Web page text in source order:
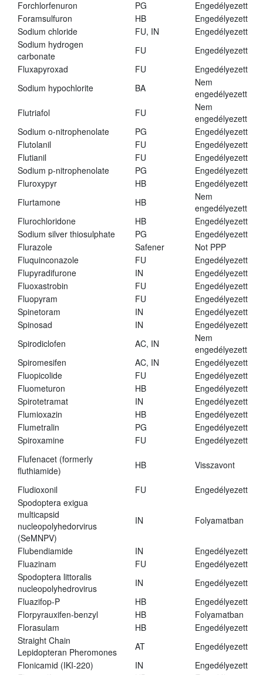
Forchlorfenuron
PG
Engedélyezett
Foramsulfuron
HB
Engedélyezett
Sodium chloride
FU, IN
Engedélyezett
Sodium hydrogen
carbonate
FU
Engedélyezett
Fluxapyroxad
FU
Engedélyezett
Sodium hypochlorite
BA
Nem
engedélyezett
Flutriafol
FU
Nem
engedélyezett
Sodium o-nitrophenolate
PG
Engedélyezett
Flutolanil
FU
Engedélyezett
Flutianil
FU
Engedélyezett
Sodium p-nitrophenolate
PG
Engedélyezett
Fluroxypyr
HB
Engedélyezett
Flurtamone
HB
Nem
engedélyezett
Flurochloridone
HB
Engedélyezett
Sodium silver thiosulphate
PG
Engedélyezett
Flurazole
Safener
Not PPP
Fluquinconazole
FU
Engedélyezett
Flupyradifurone
IN
Engedélyezett
Fluoxastrobin
FU
Engedélyezett
Fluopyram
FU
Engedélyezett
Spinetoram
IN
Engedélyezett
Spinosad
IN
Engedélyezett
Spirodiclofen
AC, IN
Nem
engedélyezett
Spiromesifen
AC, IN
Engedélyezett
Fluopicolide
FU
Engedélyezett
Fluometuron
HB
Engedélyezett
Spirotetramat
IN
Engedélyezett
Flumioxazin
HB
Engedélyezett
Flumetralin
PG
Engedélyezett
Spiroxamine
FU
Engedélyezett
Flufenacet (formerly
fluthiamide)
HB Visszavont
Fludioxonil FU
Engedélyezett
Spodoptera exigua
multicapsid
nucleopolyhedorvirus
(SeMNPV)
IN Folyamatban
Flubendiamide IN
Engedélyezett
Fluazinam
FU
Engedélyezett
Spodoptera littoralis
nucleopolyhedrovirus
IN
Engedélyezett
Fluazifop-P
HB
Engedélyezett
Florpyrauxifen-benzyl
HB
Folyamatban
Florasulam
HB
Engedélyezett
Straight Chain
Lepidopteran Pheromones
AT
Engedélyezett
Flonicamid (IKI-220)
IN
Engedélyezett